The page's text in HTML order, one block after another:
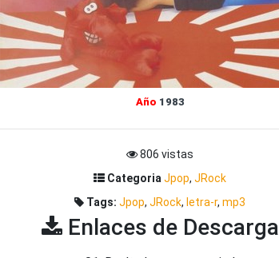
Año 1983
806 vistas
Categoria Jpop, JRock
Tags: Jpop, JRock, letra-r, mp3
Enlaces de Descarga